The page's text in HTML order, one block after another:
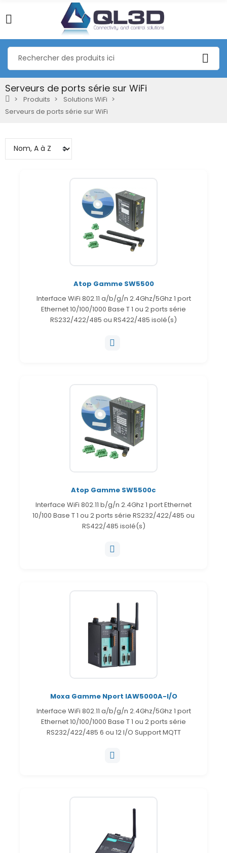
Serveurs de ports série sur WiFi
Produits
Solutions WiFi
Serveurs de ports série sur WiFi
Atop Gamme SW5500
Interface WiFi 802.11 a/b/g/n 2.4Ghz/5Ghz 1 port
Ethernet 10/100/1000 Base T 1 ou 2 ports série
RS232/422/485 ou RS422/485 isolé(s)
Atop Gamme SW5500c
Interface WiFi 802.11 b/g/n 2.4Ghz 1 port Ethernet
10/100 Base T 1 ou 2 ports série RS232/422/485 ou
RS422/485 isolé(s)
Moxa Gamme Nport IAW5000A-I/O
Interface WiFi 802.11 a/b/g/n 2.4Ghz/5Ghz 1 port
Ethernet 10/100/1000 Base T 1 ou 2 ports série
RS232/422/485 6 ou 12 I/O Support MQTT